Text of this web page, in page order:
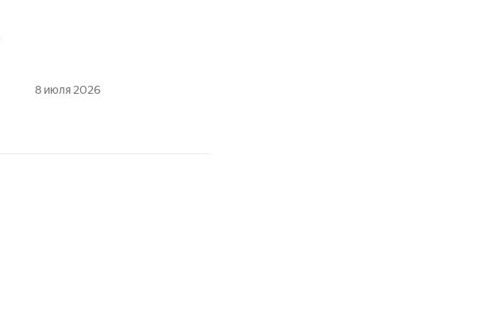
8 июля 2026